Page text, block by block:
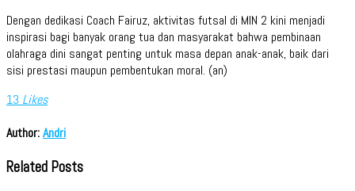
Dengan dedikasi Coach Fairuz, aktivitas futsal di MIN 2 kini menjadi
inspirasi bagi banyak orang tua dan masyarakat bahwa pembinaan
olahraga dini sangat penting untuk masa depan anak-anak, baik dari
sisi prestasi maupun pembentukan moral. (an)
13 Likes
Author:Andri
Related Posts